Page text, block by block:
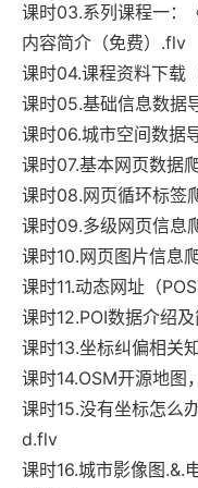
课时03.系列课程一：
内容简介（免费）.flv
课时04.课程资料下载
课时05.基础信息数据
课时06.城市空间数据
课时07.基本网页数据
课时08.网页循环标签
课时09.多级网页信息
课时10.网页图片信息
课时11.动态网址（
课时12.POI数据介绍
课时13.坐标纠偏相关
课时14.OSM开源地图
课时15.没有坐标怎么
d.flv
课时16.城市影像图.&.